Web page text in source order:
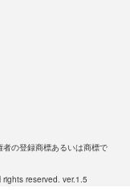
の登録商標あるいは商標で
reserved. ver.1.5